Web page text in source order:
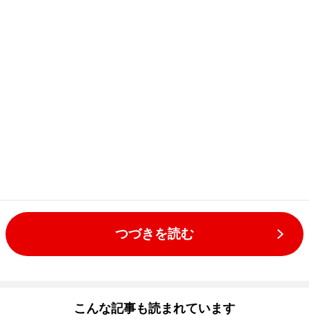
つづきを読む
こんな記事も読まれています